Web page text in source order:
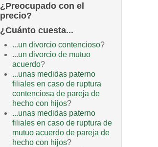
¿Preocupado con el
precio?
¿Cuánto cuesta...
...un divorcio contencioso?
...un divorcio de mutuo
acuerdo?
...unas medidas paterno
filiales en caso de ruptura
contenciosa de pareja de
hecho con hijos?
...unas medidas paterno
filiales en caso de ruptura de
mutuo acuerdo de pareja de
hecho con hijos?